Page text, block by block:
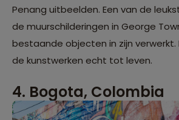
Penang uitbeelden. Een van de
de muurschilderingen in George
bestaande objecten in zijn verwerkt.
de kunstwerken echt tot leven.
4. Bogota, Colombia